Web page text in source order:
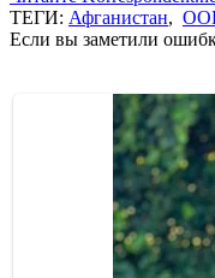
ТЕГИ: Афганистан,
Если вы заметили